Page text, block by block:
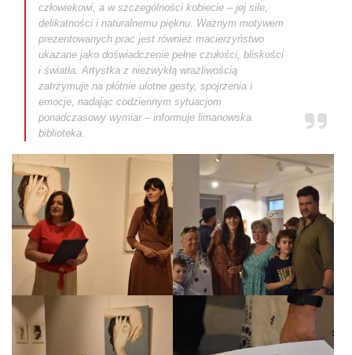
człowiekowi, a w szczególności kobiecie – jej sile,
delikatności i naturalnemu pięknu. Ważnym motywem
prezentowanych prac jest również macierzyństwo
ukazane jako doświadczenie pełne czułości, bliskości
i światła. Artystka z niezwykłą wrażliwością
zatrzymuje na płótnie ulotne gesty, spojrzenia i
emocje, nadając codziennym sytuacjom
ponadczasowy wymiar – informuje limanowska
biblioteka.